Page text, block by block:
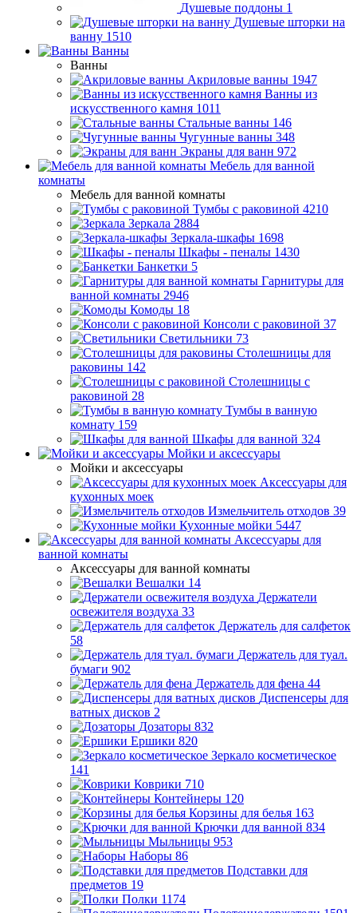
Душевые поддоны 1
Душевые шторки на
ванну 1510
Ванны
Ванны
Акриловые ванны 1947
Ванны из
искусственного камня 1011
Стальные ванны 146
Чугунные ванны 348
Экраны для ванн 972
Мебель для ванной
комнаты
Мебель для ванной комнаты
Тумбы с раковиной 4210
Зеркала 2884
Зеркала-шкафы 1698
Шкафы - пеналы 1430
Банкетки 5
Гарнитуры для
ванной комнаты 2946
Комоды 18
Консоли с раковиной 37
Светильники 73
Столешницы для
раковины 142
Столешницы с
раковиной 28
Тумбы в ванную
комнату 159
Шкафы для ванной 324
Мойки и аксессуары
Мойки и аксессуары
Аксессуары для
кухонных моек
Измельчитель отходов 39
Кухонные мойки 5447
Аксессуары для
ванной комнаты
Аксессуары для ванной комнаты
Вешалки 14
Держатели
освежителя воздуха 33
Держатель для салфеток
58
Держатель для туал.
бумаги 902
Держатель для фена 44
Диспенсеры для
ватных дисков 2
Дозаторы 832
Ершики 820
Зеркало косметическое
141
Коврики 710
Контейнеры 120
Корзины для белья 163
Крючки для ванной 834
Мыльницы 953
Наборы 86
Подставки для
предметов 19
Полки 1174